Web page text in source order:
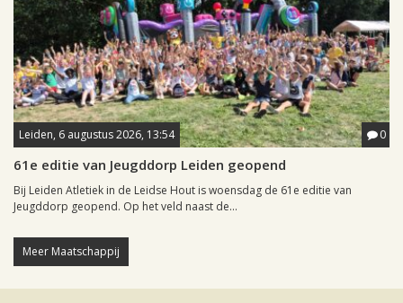
Leiden, 6 augustus 2026, 13:54 0
61e editie van Jeugddorp Leiden geopend
Bij Leiden Atletiek in de Leidse Hout is woensdag de 61e editie van
Jeugddorp geopend. Op het veld naast de...
Meer Maatschappij